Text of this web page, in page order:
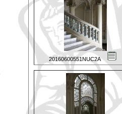
20160600551NUC2A